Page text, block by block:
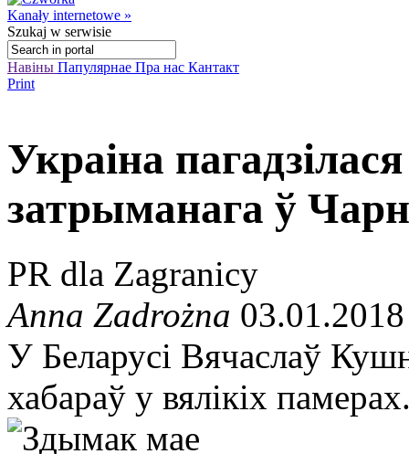
Kanały internetowe »
Szukaj w serwisie
Навіны Папулярнае Пра нас Кантакт
Print
Украіна
затрыманага ў
PR dla Zagranicy
Anna Zadrożna
У Беларусі Вячаслаў
хабараў у вялікіх